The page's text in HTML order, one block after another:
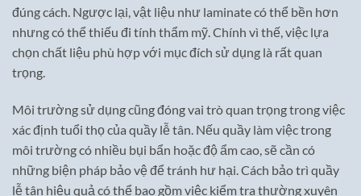
đúng cách. Ngược lại, vật liệu như laminate có thể bền hơn
nhưng có thể thiếu đi tính thẩm mỹ. Chính vì thế, việc lựa
chọn chất liệu phù hợp với mục đích sử dụng là rất quan
trọng.
Môi trường sử dụng cũng đóng vai trò quan trọng trong việc
xác định tuổi thọ của quầy lễ tân. Nếu quầy làm việc trong
môi trường có nhiều bụi bẩn hoặc độ ẩm cao, sẽ cần có
những biện pháp bảo vệ để tránh hư hại. Cách bảo trì quầy
lễ tân hiệu quả có thể bao gồm việc kiểm tra thường xuyên